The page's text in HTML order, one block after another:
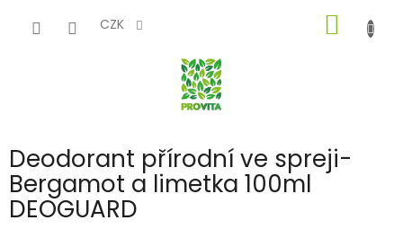
CZK
KOŠÍK
Deodorant přírodní ve spreji-
Bergamot a limetka 100ml
DEOGUARD